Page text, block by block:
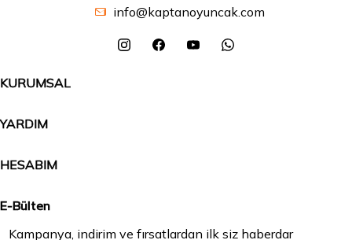
info@kaptanoyuncak.com
KURUMSAL
YARDIM
HESABIM
E-Bülten
Kampanya, indirim ve fırsatlardan ilk siz haberdar